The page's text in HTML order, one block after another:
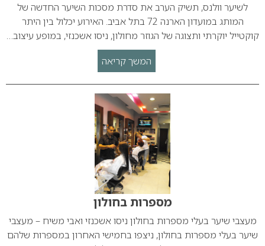
לשיער וולנס, תשיק הערב את סדרת מסכות השיער החדשה של
המותג במועדון הארנה 72 בתל אביב. האירוע יכלול בין היתר
קוקטייל יוקרתי ותצוגה של הגוזר מחולון, ניסו אשכנזי, במופע עיצוב…
המשך קריאה
מספרות בחולון
מעצבי שיער בעלי מספרות בחולון ניסו אשכנזי ואבי משיח – מעצבי
שיער בעלי מספרות בחולון, ניצפו בחמישי האחרון במספרות שלהם